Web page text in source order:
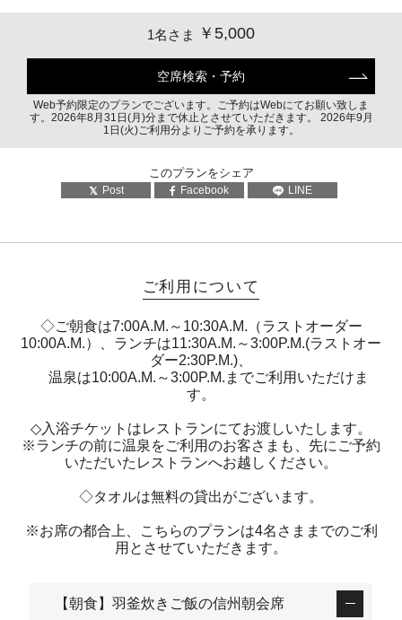
1名さま ￥5,000
空席検索・予約
Web予約限定のプランでございます。ご予約はWebにてお願い致しま
す。2026年8月31日(月)分まで休止とさせていただきます。 2026年9月
1日(火)ご利用分よりご予約を承ります。
このプランをシェア
Post Facebook LINE
ご利用について
◇ご朝食は7:00A.M.～10:30A.M.（ラストオーダー
10:00A.M.）、ランチは11:30A.M.～3:00P.M.(ラストオー
ダー2:30P.M.)、
温泉は10:00A.M.～3:00P.M.までご利用いただけま
す。
◇入浴チケットはレストランにてお渡しいたします。
※ランチの前に温泉をご利用のお客さまも、先にご予約
いただいたレストランへお越しください。
◇タオルは無料の貸出がございます。
※お席の都合上、こちらのプランは4名さままでのご利
用とさせていただきます。
【朝食】羽釜炊きご飯の信州朝会席